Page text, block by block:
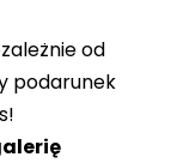
od
podarunek